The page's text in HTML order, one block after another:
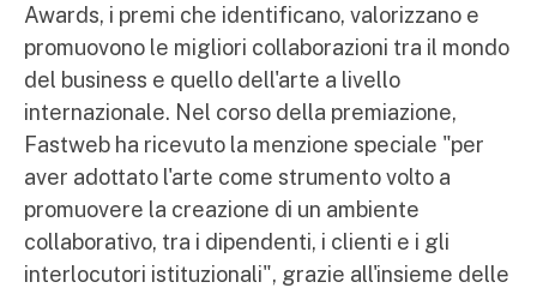
Awards, i premi che identificano, valorizzano e
promuovono le migliori collaborazioni tra il mondo
del business e quello dell'arte a livello
internazionale. Nel corso della premiazione,
Fastweb ha ricevuto la menzione speciale "per
aver adottato l'arte come strumento volto a
promuovere la creazione di un ambiente
collaborativo, tra i dipendenti, i clienti e i gli
interlocutori istituzionali", grazie all'insieme delle